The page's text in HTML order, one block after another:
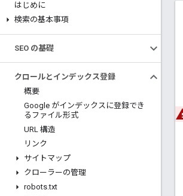
はじめに
検索の基本事項
SEO の基礎
クロールとインデックス登録
概要
Google がインデックスに登録でき
るファイル形式
URL 構造
リンク
サイトマップ
クローラーの管理
robots.txt